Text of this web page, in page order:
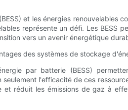
et les énergies renouvelables
représente un défi. Les BESS
vers un avenir énergétique
par batterie (BESS)
l'efficacité de ces
réduit les émissions de gaz à